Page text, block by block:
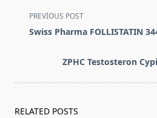
<span
class="nav-
text">Page</span>
PREVIOUS POST
Swiss Pharma FOLLISTATIN
ZPHC Testosteron
RELATED POSTS